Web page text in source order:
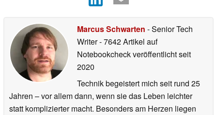
Marcus Schwarten - Senior Tech
Writer- 7642 Artikel auf
Notebookcheck veröffentlichtseit
2020
Technik begeistert mich seit rund 25
Jahren – vor allem dann, wenn sie das Leben leichter
statt komplizierter macht. Besonders am Herzen liegen